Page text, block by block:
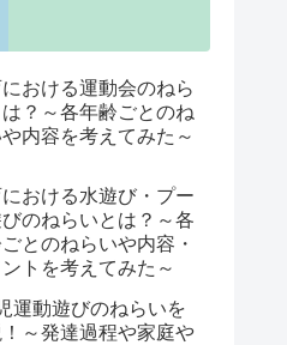
おける運動会のねら
？～各年齢ごとのね
内容を考えてみた～
おける水遊び・プー
びのねらいとは？～各
とのねらいや内容・
トを考えてみた～
運動遊びのねらいを
～発達過程や家庭や